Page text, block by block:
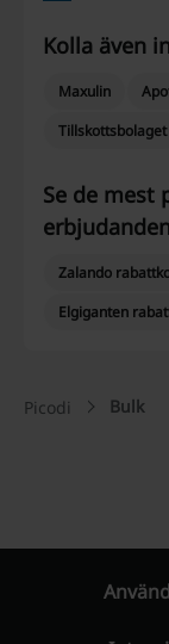
Kolla även
Maxulin
Tillskottsbolaget
Se de mest
Zalando
Elgiganten
Picodi Bulk